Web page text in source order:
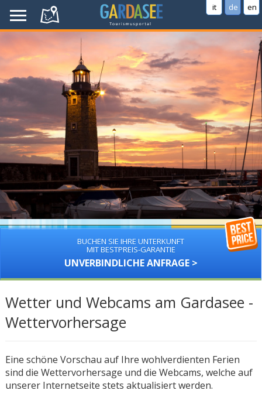
it de en
BUCHEN SIE IHRE UNTERKUNFT
MIT BESTPREIS-GARANTIE
UNVERBINDLICHE ANFRAGE >
Wetter und Webcams am Gardasee -
Wettervorhersage
Eine schöne Vorschau auf Ihre wohlverdienten Ferien
sind die Wettervorhersage und die Webcams, welche auf
unserer Internetseite stets aktualisiert werden.